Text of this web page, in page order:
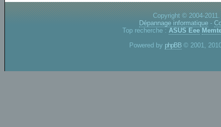
Copyright © 2004-
Dépannage informatique -
Top recherche : ASUS Eee
Powered by phpBB © 2001,